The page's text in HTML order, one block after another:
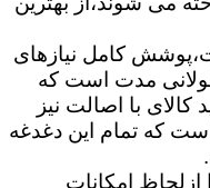
کامل نیازهای
مدت است که
با اصالت نیز
که تمام این دغدغه
ازلحاظ امکانات